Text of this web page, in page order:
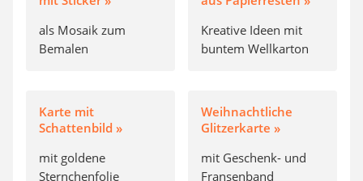
als Mosaik zum
Bemalen
Kreative Ideen mit
buntem Wellkarton
Karte mit
Schattenbild »
mit goldene
Sternchenfolie
Weihnachtliche
Glitzerkarte »
mit Geschenk- und
Fransenband